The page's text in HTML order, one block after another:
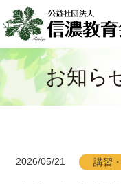
お知ら
2026/05/21 講習